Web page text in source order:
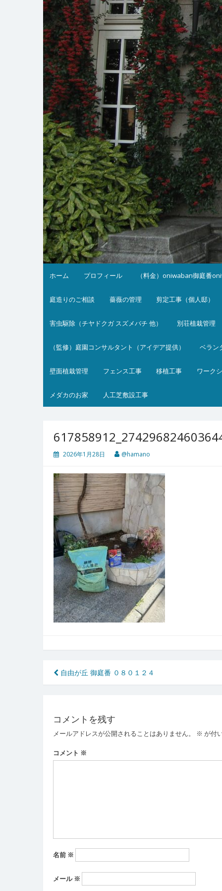
ホーム プロフィール （料金）oniwaban御庭番
庭造りのご相談 薔薇の管理 剪定工事（個人邸）
害虫駆除（チヤドクガ スズメバチ 他） 別荘植栽管理
（監修）庭園コンサルタント（アイデア提供） ベラン
壁面植栽管理 フェンス工事 移植工事 ワーク
メダカのお家 人工芝敷設工事
2026年1月28日 @hamano
投
稿
ビ
ゲ
ー
自由が丘 御庭番 ０８０１２４
コメントを残す
メールアドレスが公開されることはありません。 ※ が付
コメント ※
名前 ※
メール ※